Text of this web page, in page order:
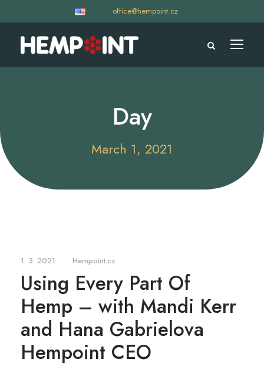
office@hempoint.cz
Day
March 1, 2021
1. 3. 2021 • Hempoint.cz
Using Every Part Of
Hemp – with Mandi Kerr
and Hana Gabrielova
Hempoint CEO